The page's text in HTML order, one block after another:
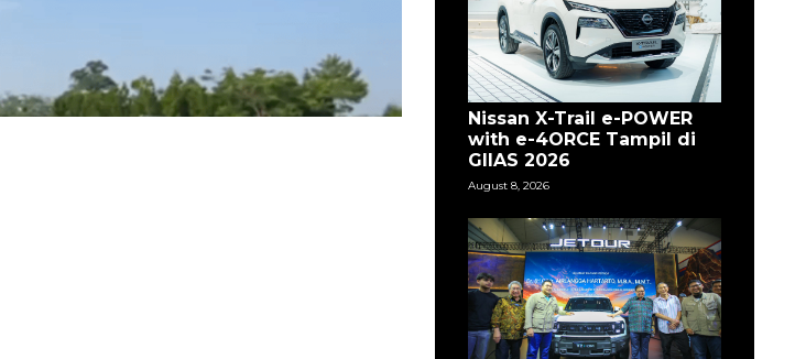
Nissan X-Trail e-POWER
with e-4ORCE Tampil di
GIIAS 2026
August 8, 2026